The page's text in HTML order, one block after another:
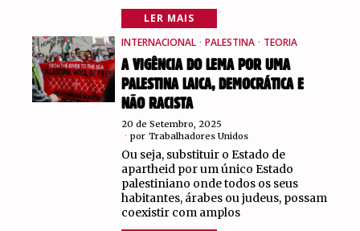
LER MAIS
INTERNACIONAL · PALESTINA · TEORIA
A VIGÊNCIA DO LEMA POR UMA
PALESTINA LAICA, DEMOCRÁTICA E
NÃO RACISTA
20 de Setembro, 2025
por Trabalhadores Unidos
Ou seja, substituir o Estado de
apartheid por um único Estado
palestiniano onde todos os seus
habitantes, árabes ou judeus, possam
coexistir com amplos